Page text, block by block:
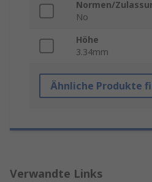
Normen/
No
Höhe
3.34mm
Ähnliche Produkte
Verwandte Links